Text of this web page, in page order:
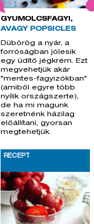
GYÜMÖLCSFAGYI,
AVAGY POPSICLES
Dübörög a nyár, a
forróságban jólesik
egy üdítő jégkrém. Ezt
megvehetjük akár
"mentes-fagyizókban"
(amiből egyre több
nyílik országszerte),
de ha mi magunk
szeretnénk házilag
előállítani, gyorsan
megtehetjük.
RECEPT